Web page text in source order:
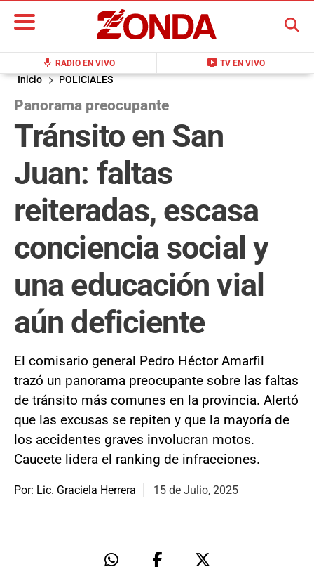
mic RADIO EN VIVO live_tv TV EN VIVO
BUSCAR
Inicio POLICIALES
Panorama preocupante
Tránsito en San
Juan: faltas
reiteradas, escasa
conciencia social y
una educación vial
aún deficiente
El comisario general Pedro Héctor Amarfil
trazó un panorama preocupante sobre las faltas
de tránsito más comunes en la provincia. Alertó
que las excusas se repiten y que la mayoría de
los accidentes graves involucran motos.
Caucete lidera el ranking de infracciones.
Por: Lic. Graciela Herrera 15 de Julio, 2025